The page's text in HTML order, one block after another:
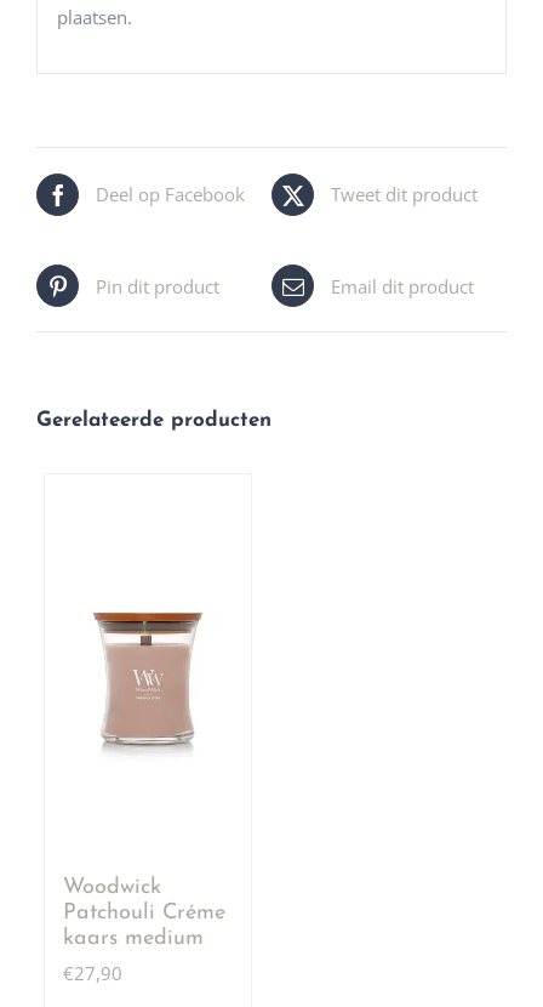
plaatsen.
Deel op Facebook Tweet dit product
Pin dit product Email dit product
Gerelateerde producten
Woodwick
Patchouli Créme
kaars medium
€27,90